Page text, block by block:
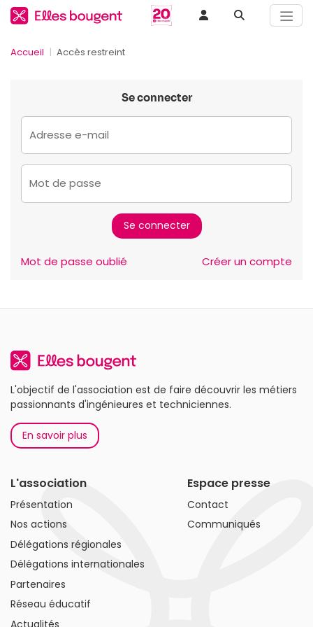
Accueil Accès restreint
Se connecter
Adresse e-mail
Mot de passe
Mot de passe oublié Créer un compte
L'objectif de l'association est de faire découvrir les métiers
passionnants d'ingénieures et techniciennes.
En savoir plus
L'association
Présentation
Nos actions
Délégations régionales
Délégations internationales
Partenaires
Réseau éducatif
Actualités
Espace presse
Contact
Communiqués